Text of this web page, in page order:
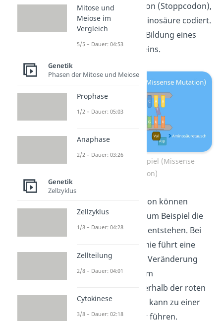
entsteht ein Codon (Stoppcodon),
das für keine Aminosäure codiert.
Sie sorgt für die Bildung eines
verkürzten Proteins.
Genmutation Beispiel (Missense
Mutation)
Aus einer Genmutation können
Erkrankungen, wie zum Beispiel die
Sichelzellenanämie
, entstehen. Bei
der Sichelzellenanämie führt eine
Genmutation zu der Veränderung
von Hämoglobin, dem
Proteinkomplex innerhalb der roten
Blutkörperchen. Das kann zu einer
Blutarmut im Körper führen.
Mitose und
Meiose im
Vergleich
5/5 – Dauer: 04:53
Genetik
Phasen der Mitose und Meiose
Prophase
1/2 – Dauer: 05:03
Anaphase
2/2 – Dauer: 03:26
Genetik
Zellzyklus
Zellzyklus
1/8 – Dauer: 04:28
Zellteilung
2/8 – Dauer: 04:01
Cytokinese
3/8 – Dauer: 02:18